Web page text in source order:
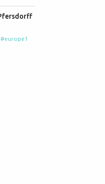
#europe1